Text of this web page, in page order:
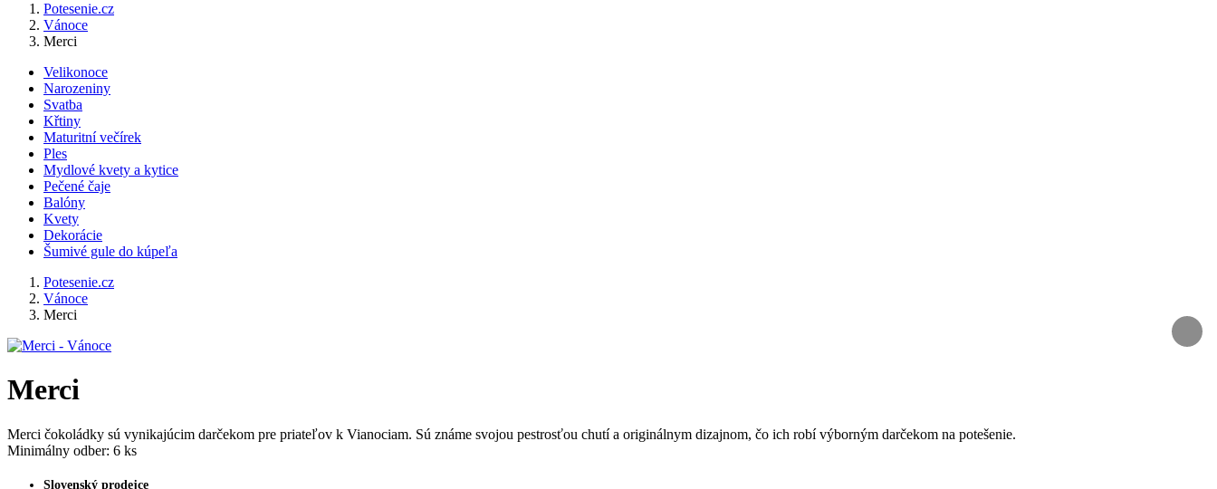
Potesenie.cz
Vánoce
Merci
Velikonoce
Narozeniny
Svatba
Křtiny
Maturitní večírek
Ples
Mydlové kvety a kytice
Pečené čaje
Balóny
Kvety
Dekorácie
Šumivé gule do kúpeľa
Potesenie.cz
Vánoce
Merci
Merci
Merci čokoládky sú vynikajúcim darčekom pre priateľov k Vianociam. Sú známe svojou pestrosťou chutí a originálnym dizajnom, čo ich robí výborným darčekom na potešenie.
Minimálny odber: 6 ks
Slovenský prodejce